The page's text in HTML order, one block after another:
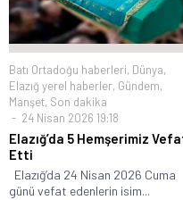
Batı Ortadoğu haberleri, Dünya,
Elazığ yerel haberler, Gündem,
Manşet, Son dakika
24 Nisan 2026 19:18
Elazığ’da 5 Hemşerimiz
Etti
Elazığ’da 24 Nisan 2026 Cuma
günü vefat edenlerin isim...